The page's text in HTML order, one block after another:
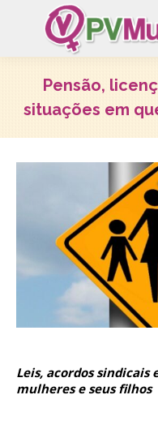
Pensão,
situações em
Leis, acordos sindicais
mulheres e seus filhos